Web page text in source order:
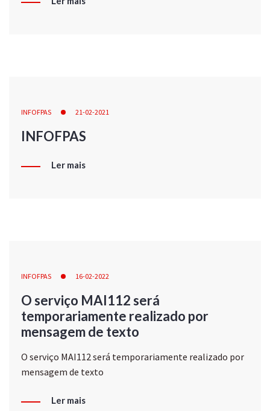
INFOFPAS 21-02-2021
INFOFPAS
Ler mais
INFOFPAS 16-02-2022
O serviço MAI112 será
temporariamente realizado por
mensagem de texto
O serviço MAI112 será temporariamente realizado por
mensagem de texto
Ler mais